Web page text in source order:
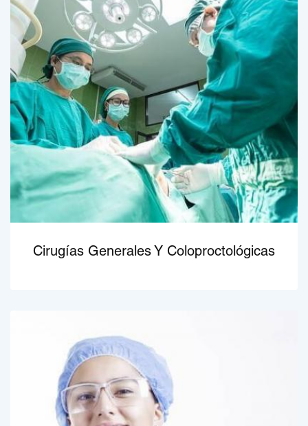
Cirugías Generales Y Coloproctológicas